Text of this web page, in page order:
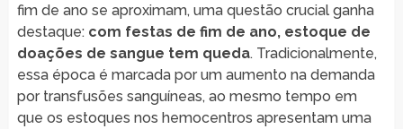
fim de ano se aproximam, uma questão crucial ganha
destaque: com festas de fim de ano, estoque de
doações de sangue tem queda. Tradicionalmente,
essa época é marcada por um aumento na demanda
por transfusões sanguíneas, ao mesmo tempo em
que os estoques nos hemocentros apresentam uma